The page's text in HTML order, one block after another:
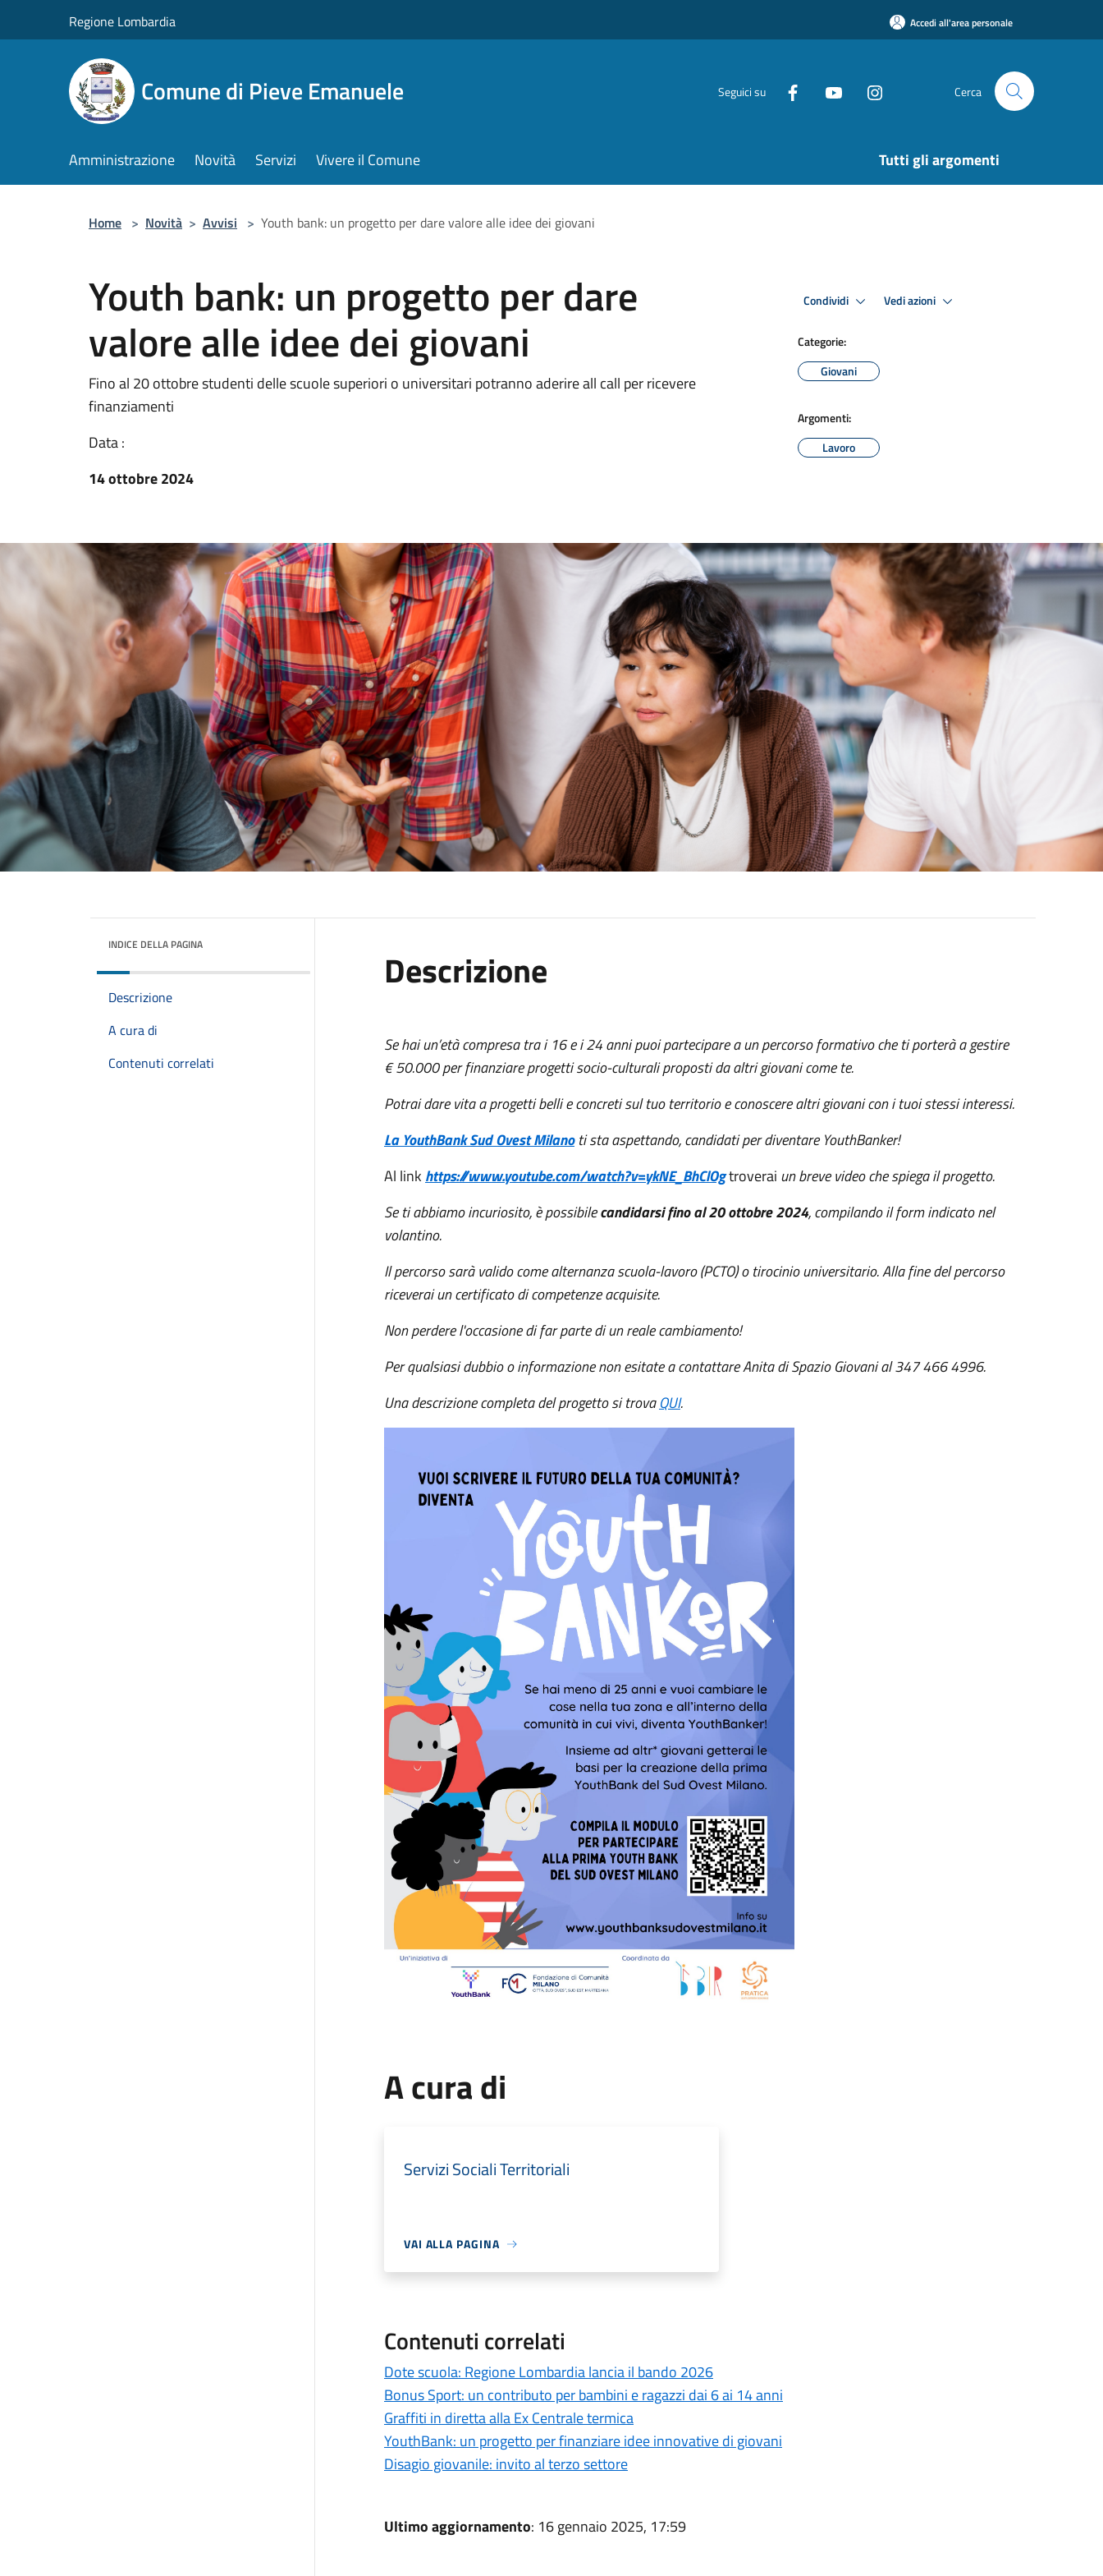
Regione Lombardia Accedi all'area personale
Comune di Pieve Emanuele Seguici su Cerca
Amministrazione Novità Servizi Vivere il Comune Tutti gli argomenti
Home > Novità > Avvisi > Youth bank: un progetto per dare valore alle idee dei giovani
Youth bank: un progetto per dare
valore alle idee dei giovani
Fino al 20 ottobre studenti delle scuole superiori o universitari potranno aderire all call per ricevere
finanziamenti
Data :
14 ottobre 2024
Condividi Vedi azioni
Categorie:
Giovani
Argomenti:
Lavoro
INDICE DELLA PAGINA
Descrizione
A cura di
Contenuti correlati
Descrizione
Se hai un’età compresa tra i 16 e i 24 anni puoi partecipare a un percorso formativo che ti porterà a gestire
€ 50.000 per finanziare progetti socio-culturali proposti da altri giovani come te.
Potrai dare vita a progetti belli e concreti sul tuo territorio e conoscere altri giovani con i tuoi stessi interessi.
La YouthBank Sud Ovest Milano ti sta aspettando, candidati per diventare YouthBanker!
Al link https://www.youtube.com/watch?v=ykNE_BhClOgtroverai un breve video che spiega il progetto.
Se ti abbiamo incuriosito, è possibilecandidarsi fino al 20 ottobre 2024, compilando il form indicato nel
volantino.
Il percorso sarà valido come alternanza scuola-lavoro (PCTO) o tirocinio universitario. Alla fine del percorso
riceverai un certificato di competenze acquisite.
Non perdere l'occasione di far parte di un reale cambiamento!
Per qualsiasi dubbio o informazione non esitate a contattare Anita di Spazio Giovani al 347 466 4996.
Una descrizione completa del progetto si trovaQUI.
A cura di
Servizi Sociali Territoriali
VAI ALLA PAGINA
Contenuti correlati
Dote scuola: Regione Lombardia lancia il bando 2026
Bonus Sport: un contributo per bambini e ragazzi dai 6 ai 14 anni
Graffiti in diretta alla Ex Centrale termica
YouthBank: un progetto per finanziare idee innovative di giovani
Disagio giovanile: invito al terzo settore
Ultimo aggiornamento: 16 gennaio 2025, 17:59